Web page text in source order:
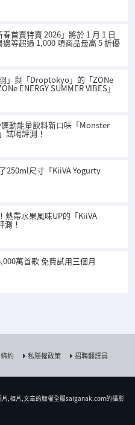
春首賣特賣 2026」將於 1 月 1 日
等超過 1,000 項商品最高 5 折優
」與「Droptokyo」的「ZONe
ENERGY SUMMER VIBES」
動能量飲料新口味「Monster
試喝評測！
250ml尺寸「KiiVA Yogurty
熱帶水果風味UP的「KiiVA
測！
萬首歌 免費試用三個月
約 私隱權政策 招聘翻譯員
,相片,文章的版權全屬saiganak.com的攝影